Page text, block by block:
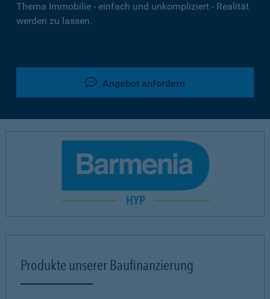
Thema Immobilie - einfach und unkompliziert - Realität
werden zu lassen.
Angebot anfordern
Produkte unserer Baufinanzierung